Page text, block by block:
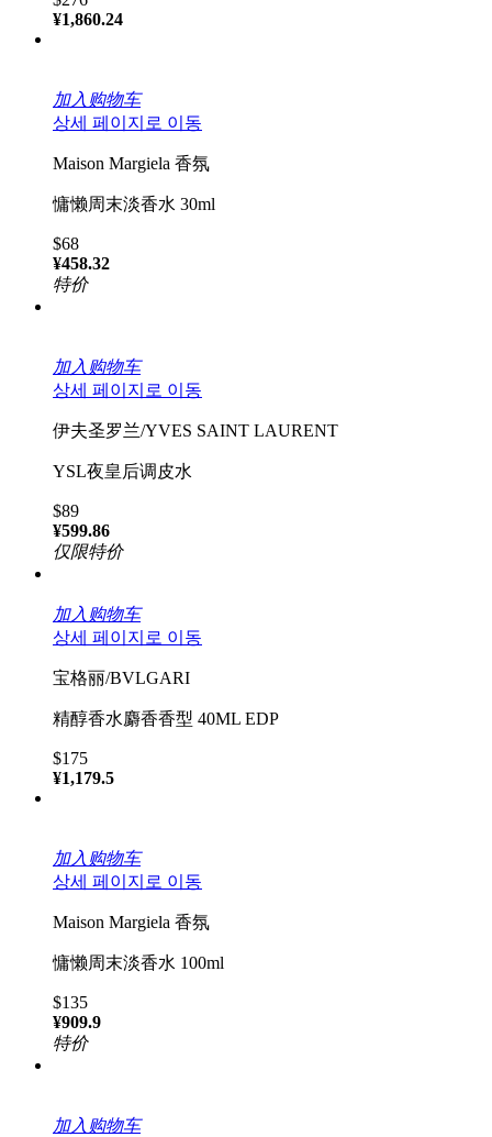
¥1,860.24
加入购物车
상세 페이지로 이동
Maison Margiela 香氛
慵懒周末淡香水 30ml
$68
¥458.32
特价
加入购物车
상세 페이지로 이동
伊夫圣罗兰/YVES SAINT LAURENT
YSL夜皇后调皮水
$89
¥599.86
仅限特价
加入购物车
상세 페이지로 이동
宝格丽/BVLGARI
精醇香水麝香香型 40ML EDP
$175
¥1,179.5
加入购物车
상세 페이지로 이동
Maison Margiela 香氛
慵懒周末淡香水 100ml
$135
¥909.9
特价
加入购物车